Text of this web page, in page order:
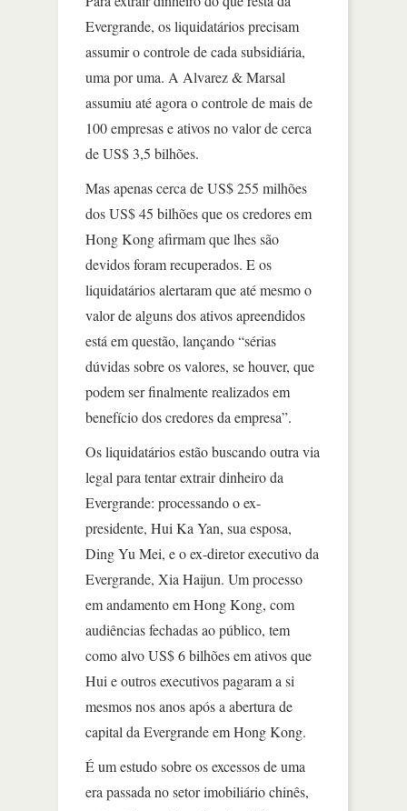
Evergrande, os liquidatários precisam
assumir o controle de cada subsidiária,
uma por uma. A Alvarez & Marsal
assumiu até agora o controle de mais de
100 empresas e ativos no valor de cerca
de US$ 3,5 bilhões.
Mas apenas cerca de US$ 255 milhões
dos US$ 45 bilhões que os credores em
Hong Kong afirmam que lhes são
devidos foram recuperados. E os
liquidatários alertaram que até mesmo o
valor de alguns dos ativos apreendidos
está em questão, lançando “sérias
dúvidas sobre os valores, se houver, que
podem ser finalmente realizados em
benefício dos credores da empresa”.
Os liquidatários estão buscando outra via
legal para tentar extrair dinheiro da
Evergrande: processando o ex-
presidente, Hui Ka Yan, sua esposa,
Ding Yu Mei, e o ex-diretor executivo da
Evergrande, Xia Haijun. Um processo
em andamento em Hong Kong, com
audiências fechadas ao público, tem
como alvo US$ 6 bilhões em ativos que
Hui e outros executivos pagaram a si
mesmos nos anos após a abertura de
capital da Evergrande em Hong Kong.
É um estudo sobre os excessos de uma
era passada no setor imobiliário chinês,